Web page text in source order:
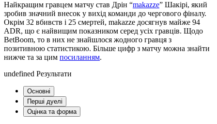
Найкращим гравцем матчу став Дрін “makazze” Шакірі, який
зробив значний внесок у вихід команди до чергового фіналу.
Окрім 32 вбивств і 25 смертей, makazze досягнув майже 94
ADR, що є найвищим показником серед усіх гравців. Щодо
BetBoom, то в них не знайшлося жодного гравця з
позитивною статистикою. Більше цифр з матчу можна знайти
нижче та за цим посиланням.
undefined Результати
Основні
Перші дуелі
Оцінка та форма